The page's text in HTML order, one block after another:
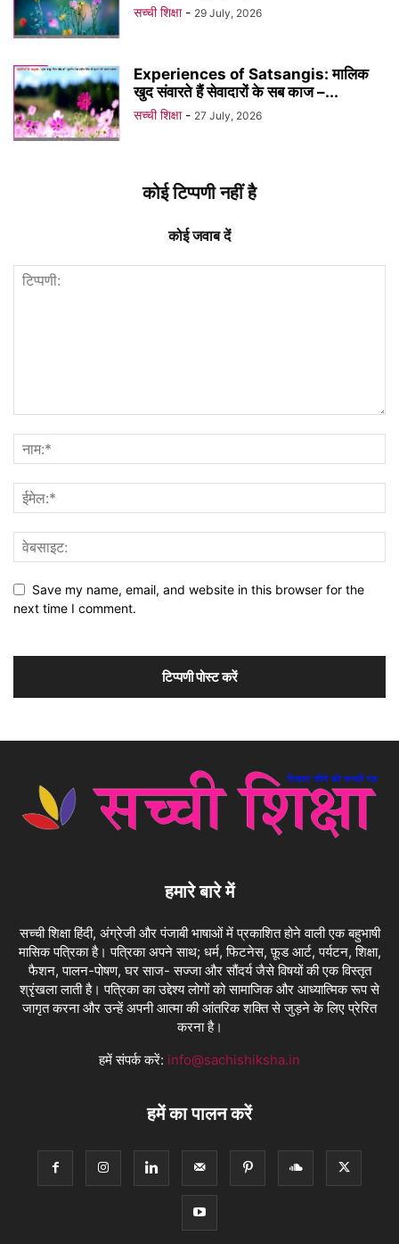
सच्ची शिक्षा - 29 July, 2026
Experiences of Satsangis: मालिक
खुद संवारते हैं सेवादारों के सब काज –...
सच्ची शिक्षा - 27 July, 2026
कोई टिप्पणी नहीं है
कोई जवाब दें
Save my name, email, and website in this browser for the
next time I comment.
हमारे बारे में
सच्ची शिक्षा हिंदी, अंग्रेजी और पंजाबी भाषाओं में प्रकाशित होने वाली एक बहुभाषी
मासिक पत्रिका है। पत्रिका अपने साथ; धर्म, फिटनेस, फ़ूड आर्ट, पर्यटन, शिक्षा,
फैशन, पालन-पोषण, घर साज- सज्जा और सौंदर्य जैसे विषयों की एक विस्तृत
श्रृंखला लाती है। पत्रिका का उद्देश्य लोगों को सामाजिक और आध्यात्मिक रूप से
जागृत करना और उन्हें अपनी आत्मा की आंतरिक शक्ति से जुड़ने के लिए प्रेरित
करना है।
हमें संपर्क करें: info@sachishiksha.in
हमें का पालन करें